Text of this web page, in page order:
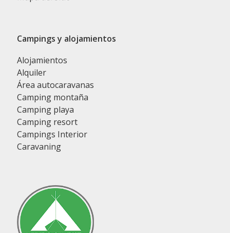
Campings y alojamientos
Alojamientos
Alquiler
Área autocaravanas
Camping montaña
Camping playa
Camping resort
Campings Interior
Caravaning